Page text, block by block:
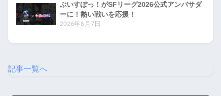
ぶいすぽっ！がSFリーグ2026公式アンバサダ
ーに！熱い戦いを応援！
2026年8月7日
記事一覧へ